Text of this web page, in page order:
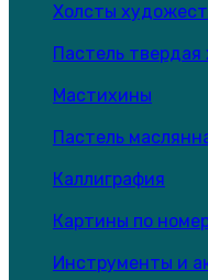
Холсты
Пастель
Мастихины
Пастель
Каллиграфия
Картины по
Инструменты и